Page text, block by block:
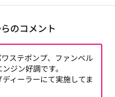
のコメント
ステポンプ、ファンベル
ジン好調です。
ィーラーにて実施してま